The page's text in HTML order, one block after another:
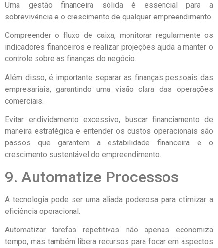
Uma gestão financeira sólida é essencial para a
sobrevivência e o crescimento de qualquer empreendimento.
Compreender o fluxo de caixa, monitorar regularmente os
indicadores financeiros e realizar projeções ajuda a manter o
controle sobre as finanças do negócio.
Além disso, é importante separar as finanças pessoais das
empresariais, garantindo uma visão clara das operações
comerciais.
Evitar endividamento excessivo, buscar financiamento de
maneira estratégica e entender os custos operacionais são
passos que garantem a estabilidade financeira e o
crescimento sustentável do empreendimento.
9. Automatize Processos
A tecnologia pode ser uma aliada poderosa para otimizar a
eficiência operacional.
Automatizar tarefas repetitivas não apenas economiza
tempo, mas também libera recursos para focar em aspectos